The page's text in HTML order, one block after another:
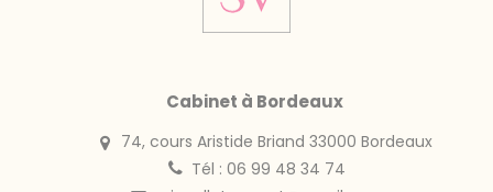
Cabinet à Bordeaux
74, cours Aristide Briand 33000 Bordeaux
Tél : 06 99 48 34 74